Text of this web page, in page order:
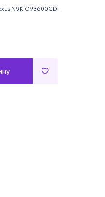
N9K-C93600CD-